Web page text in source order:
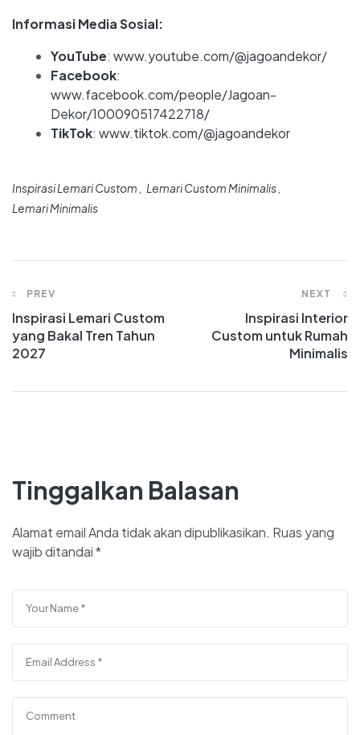
Informasi Media Sosial:
YouTube: www.youtube.com/@jagoandekor/
Facebook:
www.facebook.com/people/Jagoan-
Dekor/100090517422718/
TikTok: www.tiktok.com/@jagoandekor
Inspirasi Lemari Custom
Lemari Custom Minimalis
Lemari Minimalis
PREV
Inspirasi Lemari Custom
yang Bakal Tren Tahun
2027
NEXT
Inspirasi Interior
Custom untuk Rumah
Minimalis
Tinggalkan Balasan
Alamat email Anda tidak akan dipublikasikan. Ruas yang
wajib ditandai*